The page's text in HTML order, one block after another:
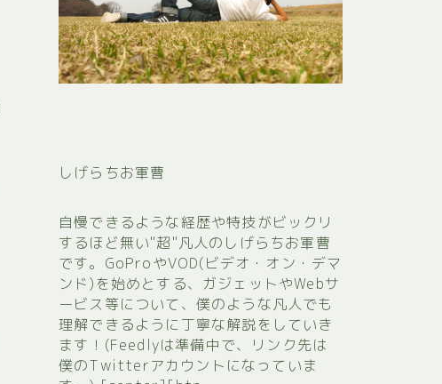
しげらちお軍曹
自慢できるような経歴や特技がビックリ
するほど無い"超"凡人のしげらちお軍曹
です。GoProやVOD(ビデオ・オン・デマ
ンド)を始めとする、ガジェットやWebサ
ービス等について、僕のような凡人でも
理解できるように丁寧な解説をしていき
ます！(Feedlyは準備中で、リンク先は
僕のTwitterアカウントになっていま